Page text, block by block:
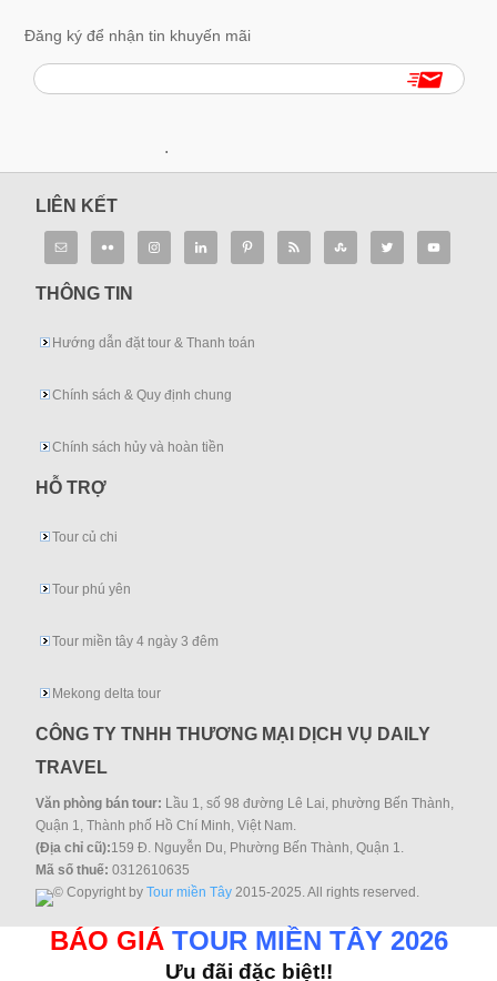
Đăng ký để nhận tin khuyến mãi
.
LIÊN KẾT
THÔNG TIN
Hướng dẫn đặt tour & Thanh toán
Chính sách & Quy định chung
Chính sách hủy và hoàn tiền
HỖ TRỢ
Tour củ chi
Tour phú yên
Tour miền tây 4 ngày 3 đêm
Mekong delta tour
CÔNG TY TNHH THƯƠNG MẠI DỊCH VỤ DAILY
TRAVEL
Văn phòng bán tour: Lầu 1, số 98 đường Lê Lai, phường Bến Thành,
Quận 1, Thành phố Hồ Chí Minh, Việt Nam.
(Địa chỉ cũ):159 Đ. Nguyễn Du, Phường Bến Thành, Quận 1.
Mã số thuế: 0312610635
© Copyright byTour miền Tây 2015-2025. All rights reserved.
BÁO GIÁ TOUR MIỀN TÂY 2026
Ưu đãi đặc biệt!!